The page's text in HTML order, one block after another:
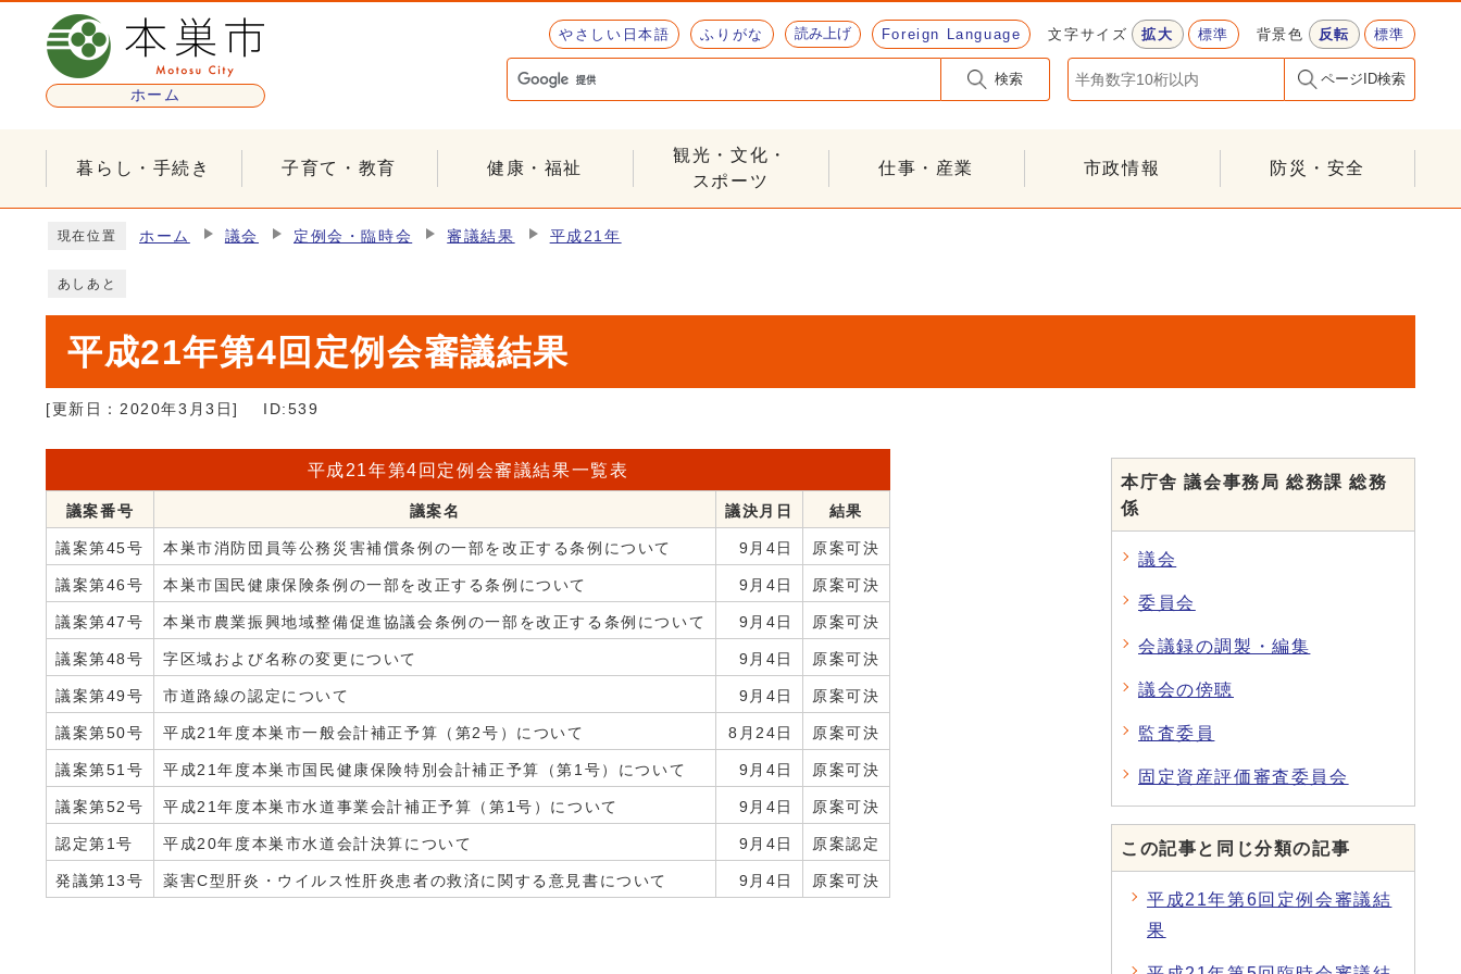
ページの先頭です
ホーム
やさしい日本語 ふりがな 読み上げ Foreign Language 文字サイズ 拡大 標準 背景色 反転 標準
検索 ページID検索
暮らし・手続き 子育て・教育 健康・福祉
観光・文化・
スポーツ
仕事・産業 市政情報 防災・安全
現在位置 ホーム 議会 定例会・臨時会 審議結果 平成21年
あしあと
平成21年第4回定例会審議結果
[更新日： 2020年3月3日] ID:539
平成21年第4回定例会審議結果一覧表
議案番号 議案名 議決月日 結果
議案第45号 本巣市消防団員等公務災害補償条例の一部を改正する条例について 9月4日 原案可決
議案第46号 本巣市国民健康保険条例の一部を改正する条例について 9月4日 原案可決
議案第47号 本巣市農業振興地域整備促進協議会条例の一部を改正する条例について 9月4日 原案可決
議案第48号 字区域および名称の変更について 9月4日 原案可決
議案第49号 市道路線の認定について 9月4日 原案可決
議案第50号 平成21年度本巣市一般会計補正予算（第2号）について 8月24日 原案可決
議案第51号 平成21年度本巣市国民健康保険特別会計補正予算（第1号）について 9月4日 原案可決
議案第52号 平成21年度本巣市水道事業会計補正予算（第1号）について 9月4日 原案可決
認定第1号 平成20年度本巣市水道会計決算について 9月4日 原案認定
発議第13号 薬害C型肝炎・ウイルス性肝炎患者の救済に関する意見書について 9月4日 原案可決
本庁舎 議会事務局 総務課 総務
係
議会
委員会
会議録の調製・編集
議会の傍聴
監査委員
固定資産評価審査委員会
この記事と同じ分類の記事
平成21年第6回定例会審議結
果